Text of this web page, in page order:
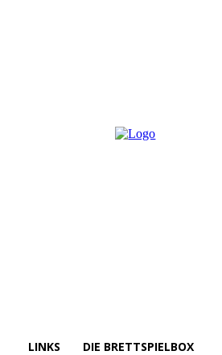
LINKS DIE BRETTSPIELBOX